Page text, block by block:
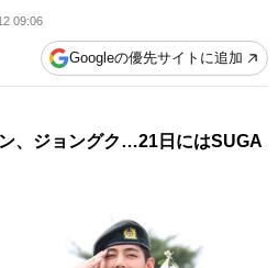
09:06
Googleの優先サイトに追加
、ジョングク…21日にはSUGA